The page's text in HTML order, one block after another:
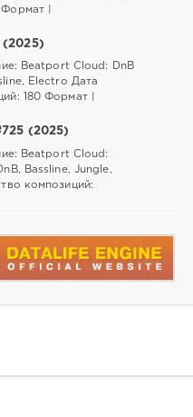
|
(2025)
Beatport Cloud: DnB
Electro Дата
180 Формат |
(2025)
Beatport Cloud:
Bassline, Jungle,
композиций: